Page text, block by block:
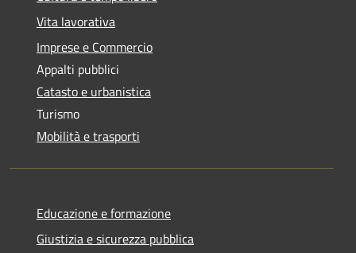
Vita lavorativa
Imprese e Commercio
Appalti pubblici
Catasto e urbanistica
Turismo
Mobilità e trasporti
Educazione e formazione
Giustizia e sicurezza pubblica